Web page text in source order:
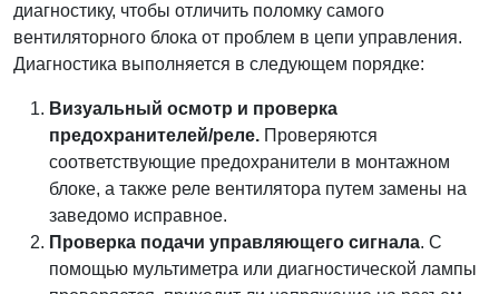
диагностику, чтобы отличить поломку самого
вентиляторного блока от проблем в цепи управления.
Диагностика выполняется в следующем порядке:
Визуальный осмотр и проверка
предохранителей/реле. Проверяются
соответствующие предохранители в монтажном
блоке, а также реле вентилятора путем замены на
заведомо исправное.
Проверка подачи управляющего сигнала. С
помощью мультиметра или диагностической лампы